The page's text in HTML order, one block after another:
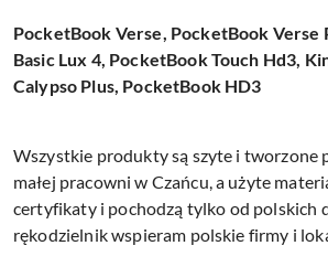
PocketBook Verse, PocketBook Verse
Basic Lux 4, PocketBook Touch Hd3,
Calypso Plus, PocketBook HD3
Wszystkie produkty są szyte i tworzone
małej pracowni w Czańcu, a użyte
certyfikaty i pochodzą tylko od polskich
rękodzielnik wspieram polskie firmy i